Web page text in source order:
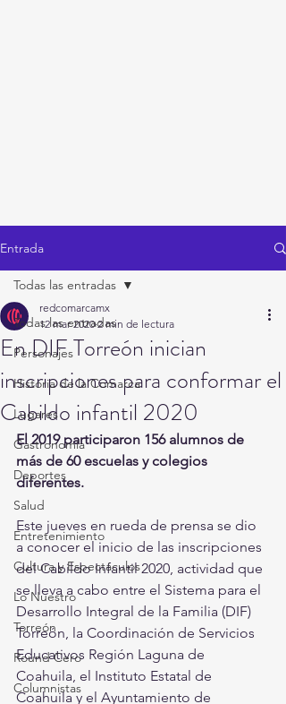
Entrada
Todas las entradas
Personajes
Historia de la Comarca
Lugares
Gastronomía
Deportes
Salud
Entretenimiento
Cultura y Espectáculos
Lo Nuestro
Torreón
Round Cero
Columnistas
Todas las entradas
En DIF Torreón inician
inscripciones para conformar el
Cabildo infantil 2020
redcomarcamx
12 mar 2020 2 min de lectura
El 2019 participaron 156 alumnos de
más de 60 escuelas y colegios
diferentes.
Este jueves en rueda de prensa se dio
a conocer el inicio de las inscripciones
del Cabildo Infantil 2020, actividad que
se lleva a cabo entre el Sistema para el
Desarrollo Integral de la Familia (DIF)
Torreón, la Coordinación de Servicios
Educativos Región Laguna de
Coahuila, el Instituto Estatal de
Coahuila y el Ayuntamiento de